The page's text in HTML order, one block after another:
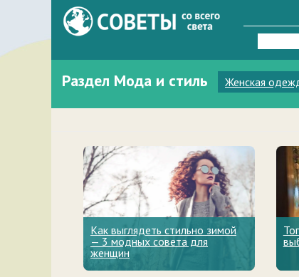
Найти:
Раздел Мода и стиль Женская
Как выглядеть стильно зимой
— 3 модных совета для
женщин